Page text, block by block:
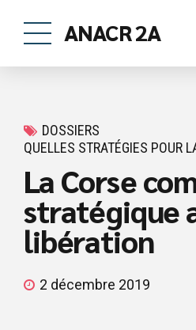
ANACR 2A
DOSSIERS
QUELLES STRATÉGIES POUR
La Corse
stratégique
libération
2 décembre 2019